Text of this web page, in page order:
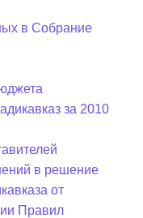
в Собрание
за 2010
в решение
от
Правил